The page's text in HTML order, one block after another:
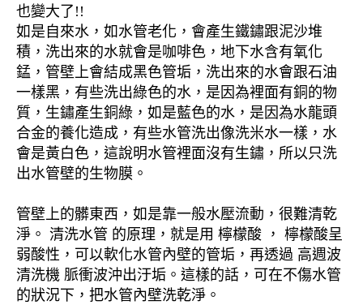
也變大了!!
如是自來水，如水管老化，會產生鐵鏽跟泥沙堆
積，洗出來的水就會是咖啡色，地下水含有氧化
錳，管壁上會結成黑色管垢，洗出來的水會跟石油
一樣黑，有些洗出綠色的水，是因為裡面有銅的物
質，生鏽產生銅綠，如是藍色的水，是因為水龍頭
合金的養化造成，有些水管洗出像洗米水一樣，水
會是黃白色，這說明水管裡面沒有生鏽，所以只洗
出水管壁的生物膜。
管壁上的髒東西，如是靠一般水壓流動，很難清乾
淨。 清洗水管 的原理，就是用 檸檬酸 ， 檸檬酸呈
弱酸性，可以軟化水管內壁的管垢，再透過 高週波
清洗機 脈衝波沖出汙垢。這樣的話，可在不傷水管
的狀況下，把水管內壁洗乾淨。